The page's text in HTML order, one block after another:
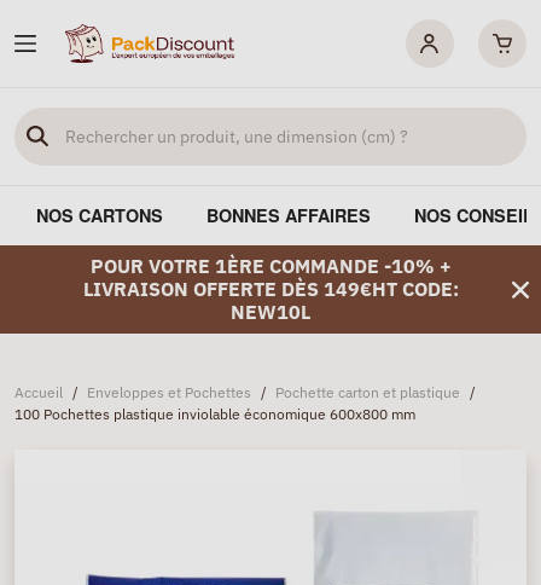
NOS CARTONS BONNES AFFAIRES NOS
POUR VOTRE 1ÈRE COMMANDE -10% +
LIVRAISON OFFERTE DÈS 149€HT CODE:
NEW10L
Accueil / Enveloppes et Pochettes / Pochette carton et plastique /
100 Pochettes plastique inviolable économique 600x800 mm